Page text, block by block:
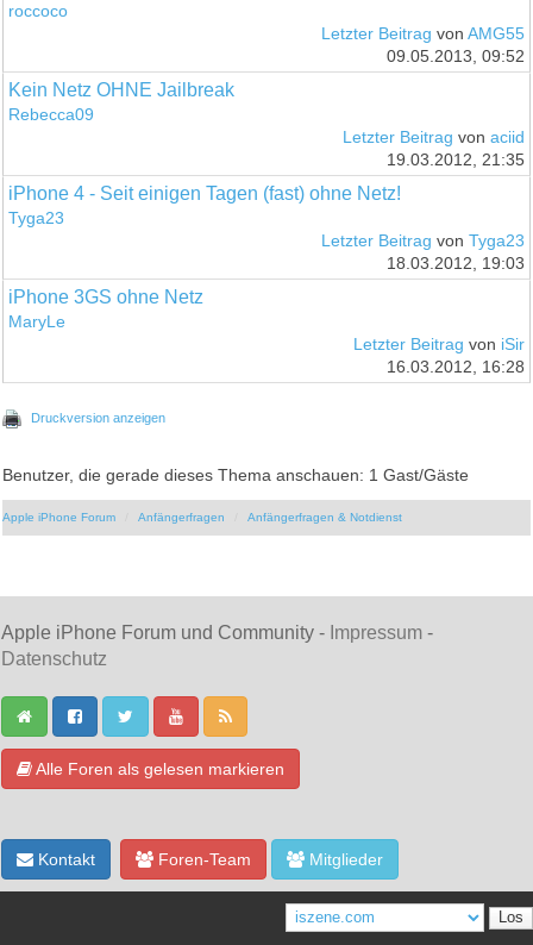
roccoco
Letzter Beitrag von AMG55
09.05.2013, 09:52
Kein Netz OHNE Jailbreak
Rebecca09
Letzter Beitrag von aciid
19.03.2012, 21:35
iPhone 4 - Seit einigen Tagen (fast) ohne Netz!
Tyga23
Letzter Beitrag von Tyga23
18.03.2012, 19:03
iPhone 3GS ohne Netz
MaryLe
Letzter Beitrag von iSir
16.03.2012, 16:28
Druckversion anzeigen
Benutzer, die gerade dieses Thema anschauen: 1 Gast/Gäste
Apple iPhone Forum Anfängerfragen Anfängerfragen & Notdienst
Apple iPhone Forum und Community - Impressum -
Datenschutz
Alle Foren als gelesen markieren
Kontakt Foren-Team Mitglieder